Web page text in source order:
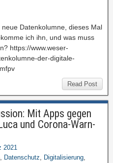
Datenkolumne, dieses Mal
ich ihn, und was muss
https://www.weser-
der-digitale-
Read Post
Mit Apps gegen
und Corona-Warn-
2021
, Datenschutz, Digitalisierung,